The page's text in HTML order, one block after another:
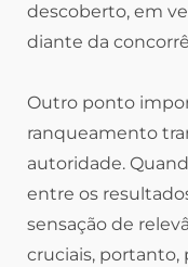
descoberto, em
diante da
Outro ponto
ranqueamento
autoridade.
entre os
sensação de
cruciais, portanto,